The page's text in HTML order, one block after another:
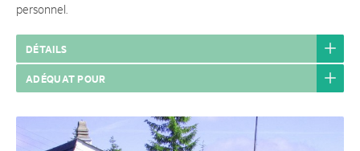
personnel.
DÉTAILS
ADÉQUAT POUR